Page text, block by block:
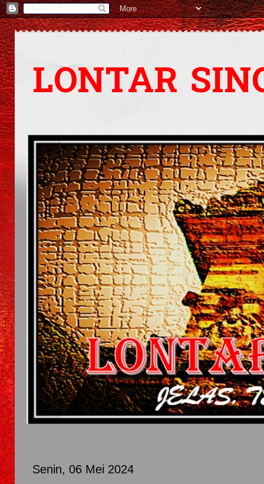
LONTAR
Senin, 06 Mei 2024